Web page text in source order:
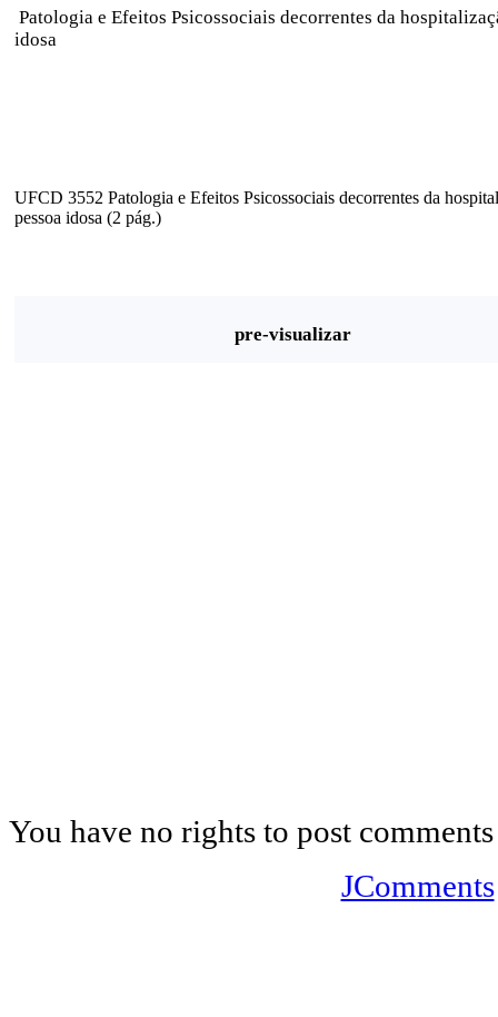
Patologia e Efeitos Psicossociais decorrentes da
idosa
UFCD 3552 Patologia e Efeitos Psicossociais decorrentes da
pessoa idosa (2 pág.)
pre-visualizar
You have no rights to post comments
JComments